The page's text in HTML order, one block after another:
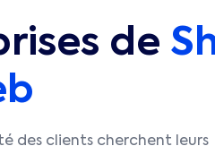
de
des clients cherchent leurs